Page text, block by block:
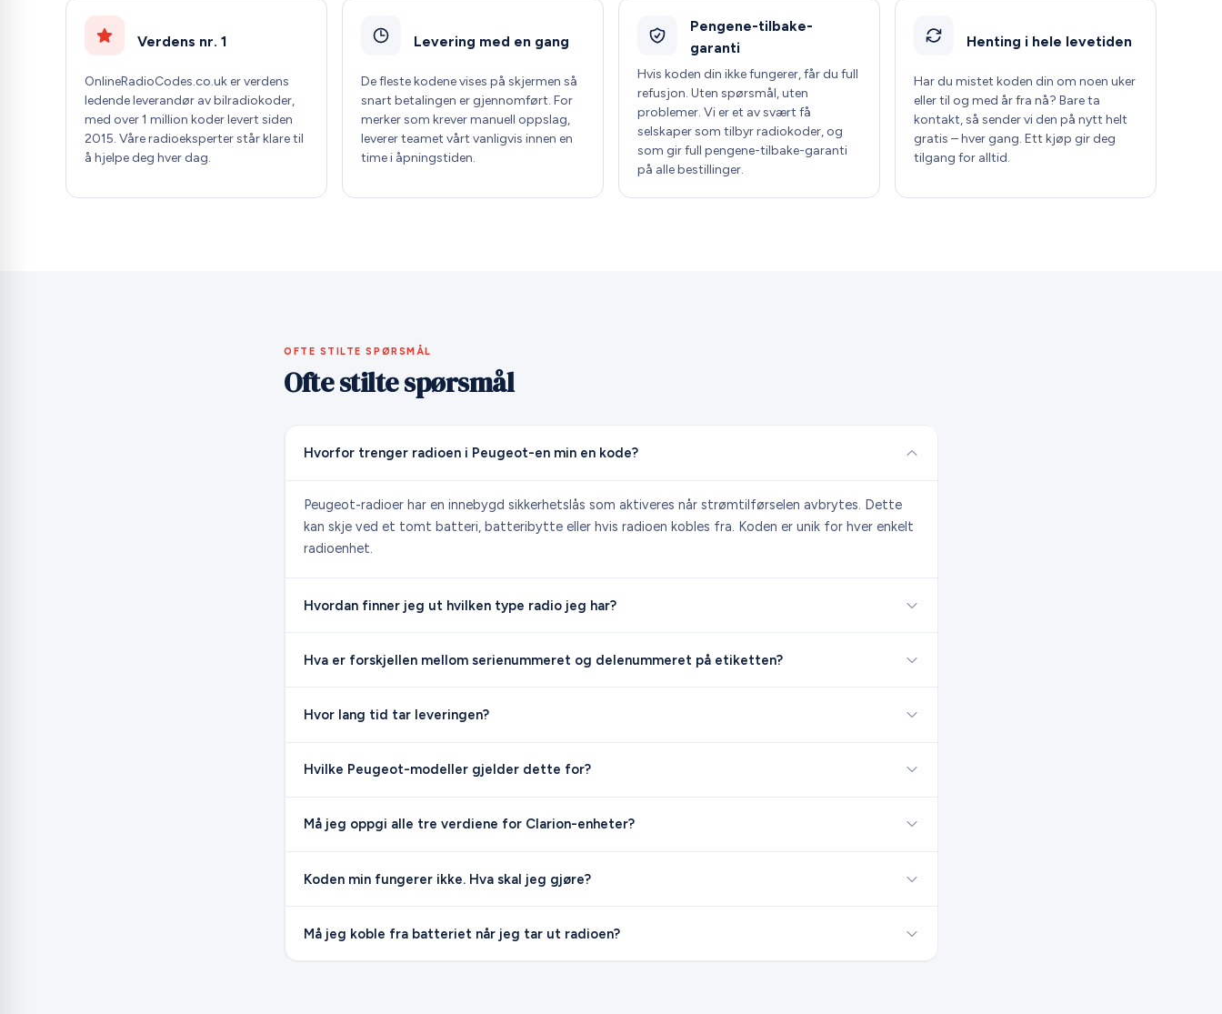
Verdens nr. 1
OnlineRadioCodes.co.uk er verdens
ledende leverandør av bilradiokoder,
med over 1 million koder levert siden
2015. Våre radioeksperter står klare til
å hjelpe deg hver dag.
Levering med en gang
De fleste kodene vises på skjermen så
snart betalingen er gjennomført. For
merker som krever manuell oppslag,
leverer teamet vårt vanligvis innen en
time i åpningstiden.
Pengene-tilbake-
garanti
Hvis koden din ikke fungerer, får du full
refusjon. Uten spørsmål, uten
problemer. Vi er et av svært få
selskaper som tilbyr radiokoder, og
som gir full pengene-tilbake-garanti
på alle bestillinger.
Henting i hele levetiden
Har du mistet koden din om noen uker
eller til og med år fra nå? Bare ta
kontakt, så sender vi den på nytt helt
gratis – hver gang. Ett kjøp gir deg
tilgang for alltid.
OFTE STILTE SPØRSMÅL
Ofte stilte spørsmål
Hvorfor trenger radioen i Peugeot-en min en kode?
Peugeot-radioer har en innebygd sikkerhetslås som aktiveres når strømtilførselen avbrytes. Dette
kan skje ved et tomt batteri, batteribytte eller hvis radioen kobles fra. Koden er unik for hver enkelt
radioenhet.
Hvordan finner jeg ut hvilken type radio jeg har?
Hva er forskjellen mellom serienummeret og delenummeret på etiketten?
Hvor lang tid tar leveringen?
Hvilke Peugeot-modeller gjelder dette for?
Må jeg oppgi alle tre verdiene for Clarion-enheter?
Koden min fungerer ikke. Hva skal jeg gjøre?
Må jeg koble fra batteriet når jeg tar ut radioen?